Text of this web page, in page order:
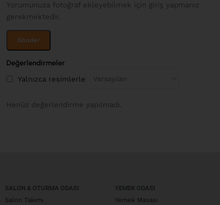
Değerlendirmeler
Yalnızca resimlerle
Henüz değerlendirme yapılmadı.
Yorumunuza fotoğraf ekleyebilmek için giriş yapmanız
gerekmektedir.
SALON & OTURMA ODASI
Salon Takımı
YEMEK ODASI
Yemek Masası